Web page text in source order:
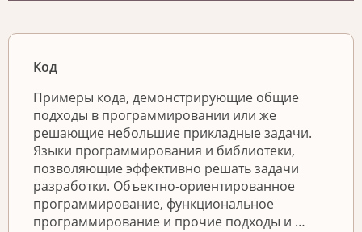
Код
Примеры кода, демонстрирующие общие
подходы в программировании или же
решающие небольшие прикладные задачи.
Языки программирования и библиотеки,
позволяющие эффективно решать задачи
разработки. Объектно-ориентированное
программирование, функциональное
программирование и прочие подходы и …